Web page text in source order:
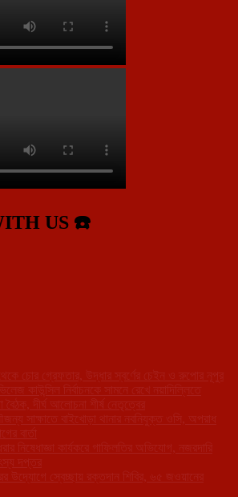
US ☎️
থেকে চোর গ্রেফতার, উদ্ধার স্বর্ণের চেইন ও রুপোর নূপুর
কাউন্সিল নির্বাচনকে সামনে রেখে নয়াদিল্লিতে
বৈঠক, দীর্ঘ আলোচনা শীর্ষ নেতৃত্বের
সাক্ষাতে বাইখোড়া থানার নবনিযুক্ত ওসি, অপরাধ
বার্তা
নিষেধাজ্ঞা কার্যকরে গাফিলতির অভিযোগ, নজরদারি
দপ্তর
উদ্যোগে স্বেচ্ছায় রক্তদান শিবির, ৬৫ জওয়ানের